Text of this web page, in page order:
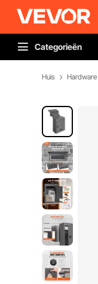
Categorieën
Huis Hardware